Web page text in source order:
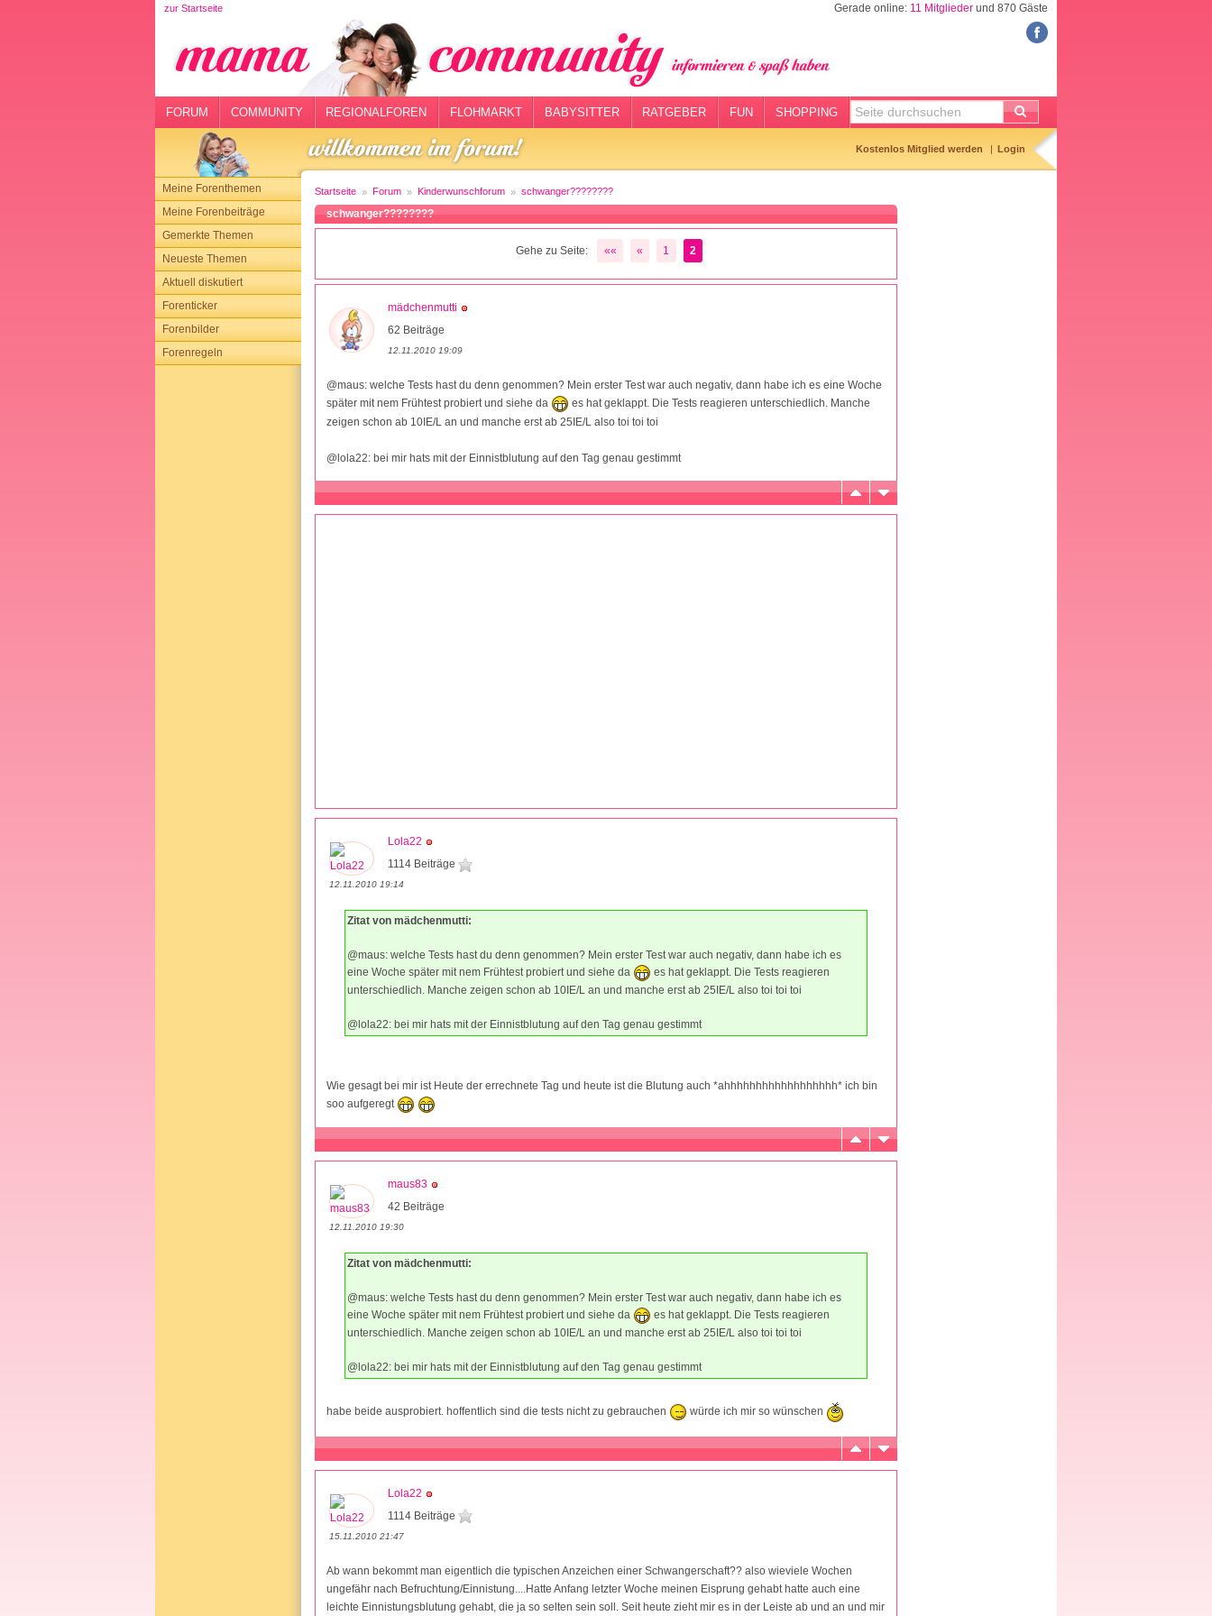
zur Startseite Gerade online: 11 Mitglieder und 870 Gäste
FORUM COMMUNITY REGIONALFOREN FLOHMARKT BABYSITTER RATGEBER FUN SHOPPING
Kostenlos Mitglied werden Login
Meine Forenthemen
Meine Forenbeiträge
Gemerkte Themen
Neueste Themen
Aktuell diskutiert
Forenticker
Forenbilder
Forenregeln
Startseite Forum Kinderwunschforum schwanger????????
schwanger????????
Gehe zu Seite: «« « 1 2
mädchenmutti
62 Beiträge
12.11.2010 19:09
@maus: welche Tests hast du denn genommen? Mein erster Test war auch negativ, dann habe ich es eine Woche
später mit nem Frühtest probiert und siehe da
es hat geklappt. Die Tests reagieren unterschiedlich. Manche
zeigen schon ab 10IE/L an und manche erst ab 25IE/L also toi toi toi
@lola22: bei mir hats mit der Einnistblutung auf den Tag genau gestimmt
Lola22
1114 Beiträge
12.11.2010 19:14
Zitat von mädchenmutti:
@maus: welche Tests hast du denn genommen? Mein erster Test war auch negativ, dann habe ich es
eine Woche später mit nem Frühtest probiert und siehe da
es hat geklappt. Die Tests reagieren
unterschiedlich. Manche zeigen schon ab 10IE/L an und manche erst ab 25IE/L also toi toi toi
@lola22: bei mir hats mit der Einnistblutung auf den Tag genau gestimmt
Wie gesagt bei mir ist Heute der errechnete Tag und heute ist die Blutung auch *ahhhhhhhhhhhhhhhhhh* ich bin
soo aufgeregt
maus83
42 Beiträge
12.11.2010 19:30
Zitat von mädchenmutti:
@maus: welche Tests hast du denn genommen? Mein erster Test war auch negativ, dann habe ich es
eine Woche später mit nem Frühtest probiert und siehe da
es hat geklappt. Die Tests reagieren
unterschiedlich. Manche zeigen schon ab 10IE/L an und manche erst ab 25IE/L also toi toi toi
@lola22: bei mir hats mit der Einnistblutung auf den Tag genau gestimmt
habe beide ausprobiert. hoffentlich sind die tests nicht zu gebrauchen würde ich mir so wünschen
Lola22
1114 Beiträge
15.11.2010 21:47
Ab wann bekommt man eigentlich die typischen Anzeichen einer Schwangerschaft?? also wieviele Wochen
ungefähr nach Befruchtung/Einnistung....Hatte Anfang letzter Woche meinen Eisprung gehabt hatte auch eine
leichte Einnistungsblutung gehabt, die ja so selten sein soll. Seit heute zieht mir es in der Leiste ab und an und mir